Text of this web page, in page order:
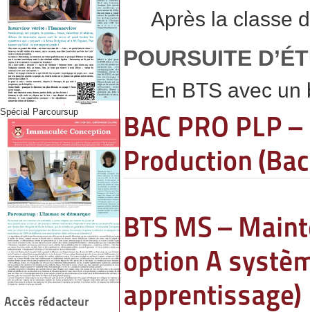
Spécial Parcoursup
Accès rédacteur
Après la classe
POURSUITE
En BTS avec un
BAC PRO PLP
Production
BTS MS –
option A
apprentissage)